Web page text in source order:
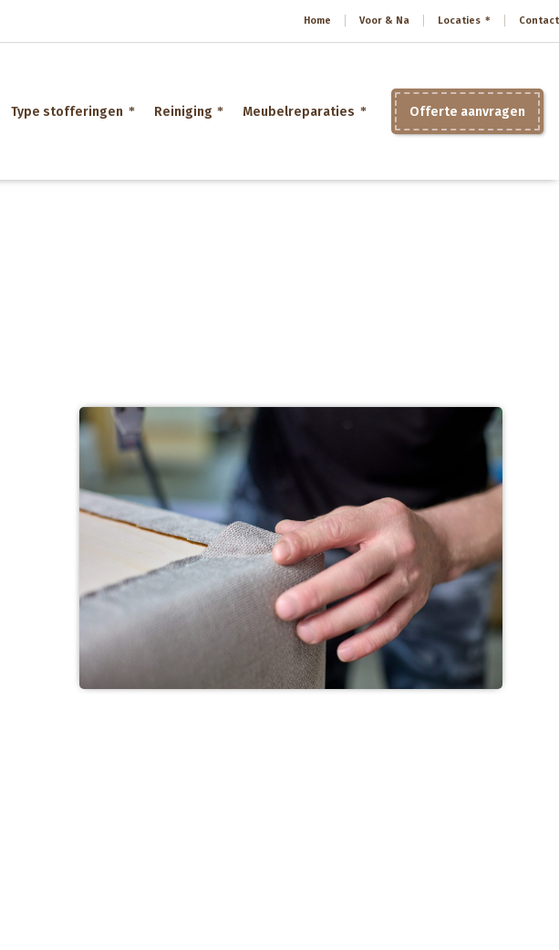
Home Voor & Na Locaties Contact
Offerte aanvragen
Type stofferingen Reiniging Meubelreparaties